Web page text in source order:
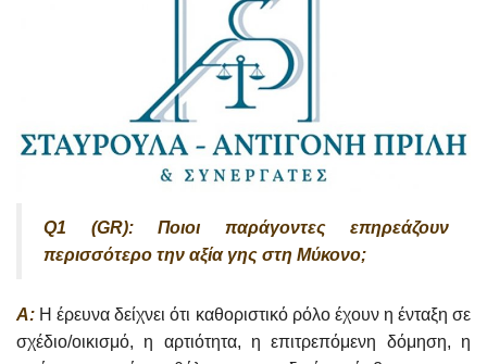
Q1 (GR): Ποιοι παράγοντες επηρεάζουν
περισσότερο την αξία γης στη Μύκονο;
A: Η έρευνα δείχνει ότι καθοριστικό ρόλο έχουν η ένταξη σε
σχέδιο/οικισμό, η αρτιότητα, η επιτρεπόμενη δόμηση, η